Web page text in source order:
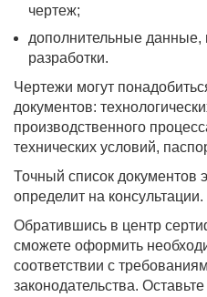
чертеж;
дополнительные
разработки.
Чертежи могут
документов:
производственного
технических условий,
Точный список документов
определит на консультации.
Обратившись в центр
сможете оформить
соответствии с
законодательства.